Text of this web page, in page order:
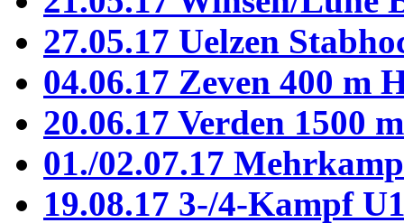
27.05.17 Uelzen
04.06.17 Zeven 400 m
20.06.17 Verden 1500
01./02.07.17
19.08.17 3-/4-Kampf